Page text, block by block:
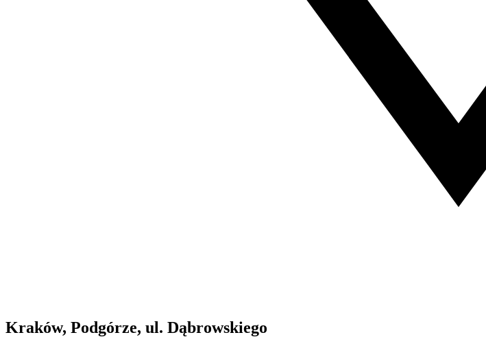
Kraków, Podgórze, ul. Dąbrowskiego